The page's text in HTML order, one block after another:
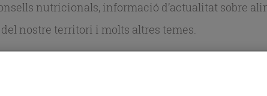
nutricionals, informació d’actualitat sobre
del nostre territori i molts altres temes.